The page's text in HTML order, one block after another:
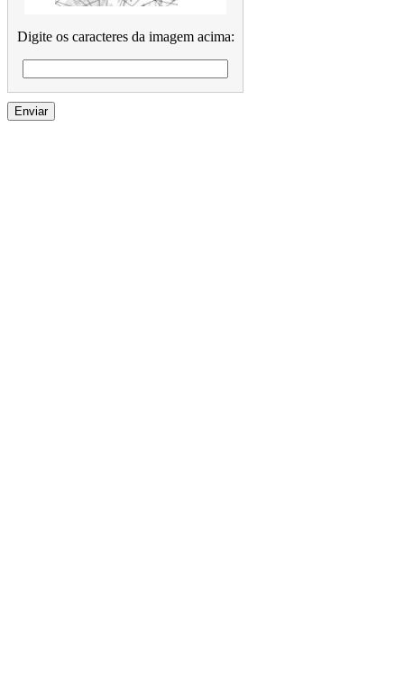
Digite os caracteres da imagem acima: